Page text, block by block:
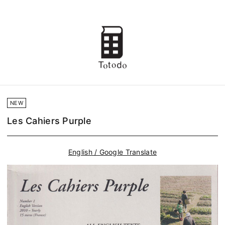
NEW
Les Cahiers Purple
English / Google Translate